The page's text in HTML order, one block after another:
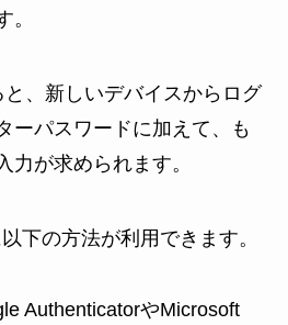
。
、新しいデバイスからログ
ーパスワードに加えて、も
力が求められます。
下の方法が利用できます。
AuthenticatorやMicrosoft